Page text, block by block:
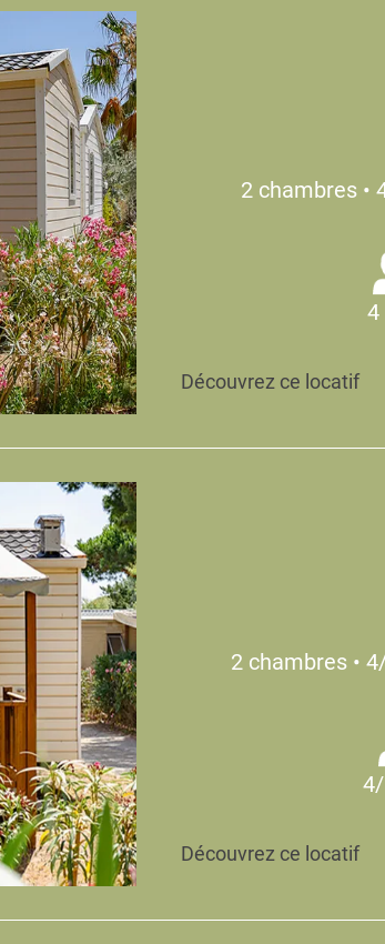
2 chambres •
4
Découvrez ce locatif
2 chambres •
Découvrez ce locatif